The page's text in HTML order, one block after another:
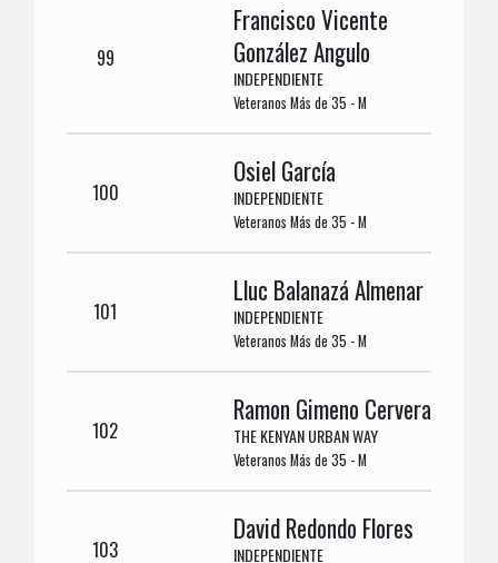
99
Francisco Vicente
González Angulo
INDEPENDIENTE
Veteranos Más de 35 - M
100
Osiel García
INDEPENDIENTE
Veteranos Más de 35 - M
101
Lluc Balanazá Almenar
INDEPENDIENTE
Veteranos Más de 35 - M
102
Ramon Gimeno Cervera
THE KENYAN URBAN WAY
Veteranos Más de 35 - M
103
David Redondo Flores
INDEPENDIENTE